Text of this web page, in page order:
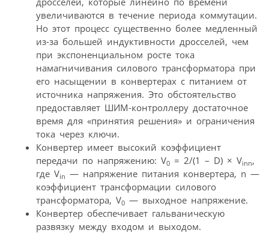
увеличиваются в течение периода коммутации.
Но этот процесс существенно более медленный
из-за большей индуктивности дросселей, чем
при экспоненциальном росте тока
намагничивания силового трансформатора при
его насыщении в конвертерах с питанием от
источника напряжения. Это обстоятельство
предоставляет ШИМ-контроллеру достаточное
время для «принятия решения» и ограничения
тока через ключи.
Конвертер имеет высокий коэффициент
передачи по напряжению: V0 = 2/(1 – D) × Vinn,
где Vin — напряжение питания конвертера, n —
коэффициент трансформации силового
трансформатора, V0 — выходное напряжение.
Конвертер обеспечивает гальваническую
развязку между входом и выходом.